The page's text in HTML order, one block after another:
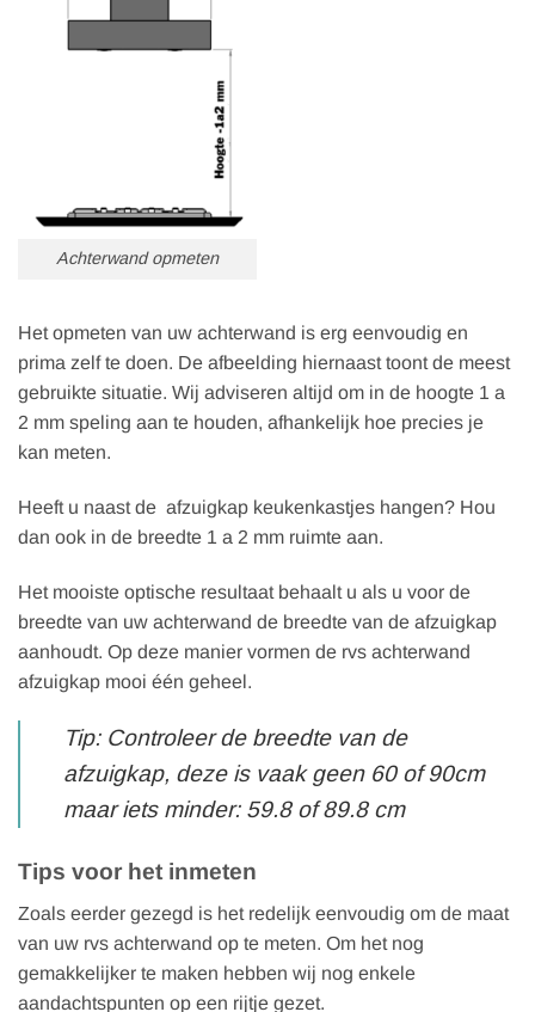
Achterwand opmeten
Het opmeten van uw achterwand is erg eenvoudig en
prima zelf te doen. De afbeelding hiernaast toont de meest
gebruikte situatie. Wij adviseren altijd om in de hoogte 1 a
2 mm speling aan te houden, afhankelijk hoe precies je
kan meten.
Heeft u naast de afzuigkap keukenkastjes hangen? Hou
dan ook in de breedte 1 a 2 mm ruimte aan.
Het mooiste optische resultaat behaalt u als u voor de
breedte van uw achterwand de breedte van de afzuigkap
aanhoudt. Op deze manier vormen de rvs achterwand
afzuigkap mooi één geheel.
Tip: Controleer de breedte van de
afzuigkap, deze is vaak geen 60 of 90cm
maar iets minder: 59.8 of 89.8 cm
Tips voor het inmeten
Zoals eerder gezegd is het redelijk eenvoudig om de maat
van uw rvs achterwand op te meten. Om het nog
gemakkelijker te maken hebben wij nog enkele
aandachtspunten op een rijtje gezet.